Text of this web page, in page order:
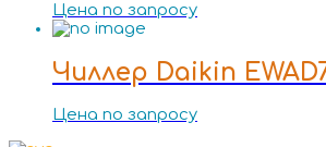
Цена по запросу
Чиллер Daikin
Цена по запросу